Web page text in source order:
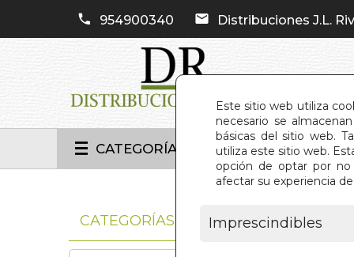
Este sitio web utiliza
necesario se
básicas del sitio web.
utiliza este sitio web.
opción de optar por no
afectar su experiencia
Imprescindibles
954900340 Distribuciones J.L.
CATEGORÍAS
CATEGORÍAS